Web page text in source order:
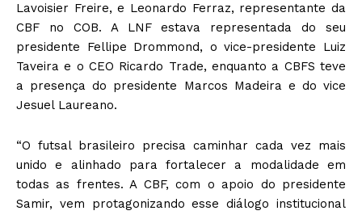
Lavoisier Freire, e Leonardo Ferraz, representante da
CBF no COB. A LNF estava representada do seu
presidente Fellipe Drommond, o vice-presidente Luiz
Taveira e o CEO Ricardo Trade, enquanto a CBFS teve
a presença do presidente Marcos Madeira e do vice
Jesuel Laureano.
“O futsal brasileiro precisa caminhar cada vez mais
unido e alinhado para fortalecer a modalidade em
todas as frentes. A CBF, com o apoio do presidente
Samir, vem protagonizando esse diálogo institucional